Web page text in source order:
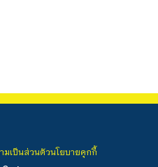
มเป็นส่วนตัวนโยบายคุกกี้